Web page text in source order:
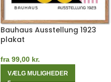
Bauhaus Ausstellung 1923
plakat
fra 99,00 kr.
VÆLG MULIGHEDER